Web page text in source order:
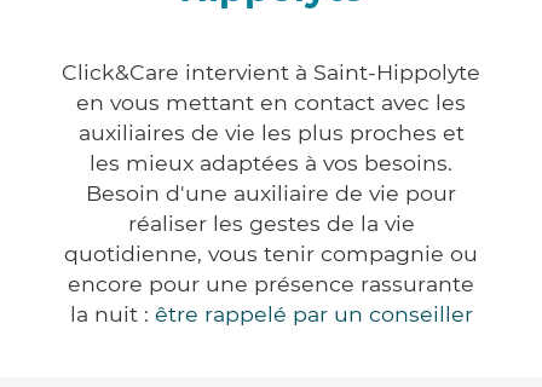
Click&Care intervient à Saint-Hippolyte
en vous mettant en contact avec les
auxiliaires de vie les plus proches et
les mieux adaptées à vos besoins.
Besoin d'une auxiliaire de vie pour
réaliser les gestes de la vie
quotidienne, vous tenir compagnie ou
encore pour une présence rassurante
la nuit : être rappelé par un conseiller